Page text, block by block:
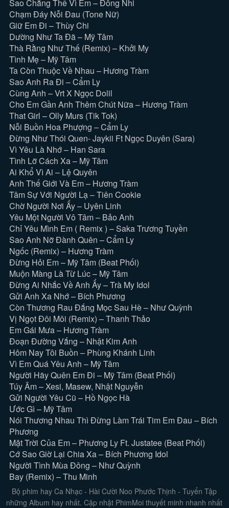
Sao Chẳng Thể Vì Em – Đông Nhi
Chạm Đáy Nỗi Đau (Tone Nữ)
Giữ Em Đi – Thùy Chi
Dường Như Ta Đã – Mỹ Tâm
Thà Rằng Như Thế (Remix) – Khởi My
Tình Mẹ – Mỹ Tâm
Ta Còn Thuộc Về Nhau – Hương Tràm
Sao Anh Ra Đi – Cẩm Ly
Cùng Anh – Vrt X Ngọc Dolil
Cho Em Gần Anh Thêm Chút Nữa – Hương Tràm
That Girl – Olly Murs (Tik Tok)
Nỗi Buồn Hoa Phượng – Cẩm Ly
Đừng Như Thói Quen- Jaykii Ft Ngọc Duyên (Sara)
Vì Yêu Là Nhớ – Han Sara
Tình Lỡ Cách Xa – Mỹ Tâm
Ai Khổ Vì Ai – Lệ Quyên
Anh Thế Giới Và Em – Hương Tràm
Tâm Sự Với Người Lạ – Tiên Cookie
Chờ Người Nơi Ấy – Uyên Linh
Yêu Một Người Vô Tâm – Bảo Anh
Chỉ Yêu Mình Em ( Remix ) – Saka Trương Tuyền
Sao Anh Nỡ Đành Quên – Cẩm Ly
Ngốc (Remix) – Hương Tràm
Đừng Hỏi Em – Mỹ Tâm (Beat Phối)
Muộn Màng Là Từ Lúc – Mỹ Tâm
Đừng Ai Nhắc Về Anh Ấy – Trà My Idol
Gửi Anh Xa Nhớ – Bích Phương
Còn Thương Rau Đắng Mọc Sau Hè – Như Quỳnh
Vị Ngọt Đôi Môi (Remix) – Thanh Thảo
Em Gái Mưa – Hương Tràm
Đoạn Đường Vắng – Nhật Kim Anh
Hôm Nay Tôi Buồn – Phùng Khánh Linh
Vì Em Quá Yêu Anh – Mỹ Tâm
Người Hãy Quên Em Đi – Mỹ Tâm (Beat Phối)
Túy Âm – Xesi, Masew, Nhật Nguyễn
Gửi Người Yêu Cũ – Hồ Ngọc Hà
Ước Gì – Mỹ Tâm
Nói Thương Nhau Thì Đừng Làm Trái Tim Em Đau – Bích
Phương
Mặt Trời Của Em – Phương Ly Ft. Justatee (Beat Phối)
Cớ Sao Giờ Lại Chia Xa – Bích Phương Idol
Người Tình Mùa Đông – Như Quỳnh
Bay (Remix) – Thu Minh
Bộ phim hay Ca Nhạc - Hài Cười Noo Phước Thịnh - Tuyển Tập
những Album hay nhất. Cập nhật PhimMoi thuyết minh nhanh nhất